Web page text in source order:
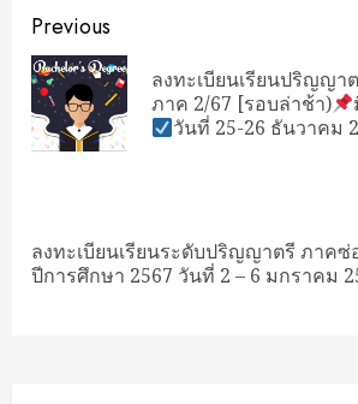
Continue
Reading
Previous
ลงทะเบียนเรียนปริญญ
ภาค 2/67 [รอบล่าช้า)
วันที่ 25-26 ธันวาคม
Next
post:
ลงทะเบียนเรียนระดับปริญญาตรี ภาคซ่
ปีการศึกษา 2567 วันที่ 2 – 6 มกราคม